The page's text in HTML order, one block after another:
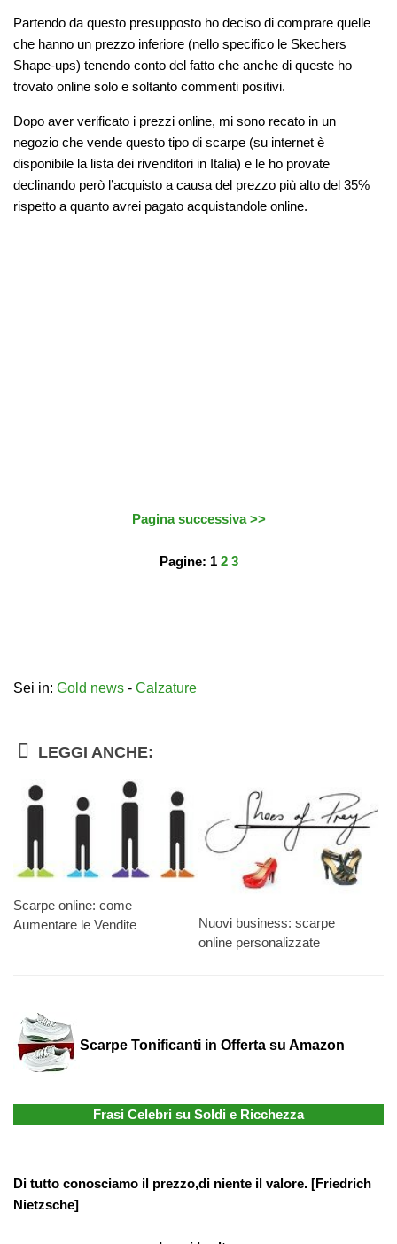
Partendo da questo presupposto ho deciso di comprare quelle
che hanno un prezzo inferiore (nello specifico le Skechers
Shape-ups) tenendo conto del fatto che anche di queste ho
trovato online solo e soltanto commenti positivi.
Dopo aver verificato i prezzi online, mi sono recato in un
negozio che vende questo tipo di scarpe (su internet è
disponibile la lista dei rivenditori in Italia) e le ho provate
declinando però l’acquisto a causa del prezzo più alto del 35%
rispetto a quanto avrei pagato acquistandole online.
Pagina successiva >>
Pagine: 1 2 3
Sei in: Gold news - Calzature
LEGGI ANCHE:
Scarpe online: come
Aumentare le Vendite
Nuovi business: scarpe
online personalizzate
Scarpe Tonificanti in Offerta su Amazon
Frasi Celebri su Soldi e Ricchezza
Di tutto conosciamo il prezzo,di niente il valore. [Friedrich
Nietzsche]